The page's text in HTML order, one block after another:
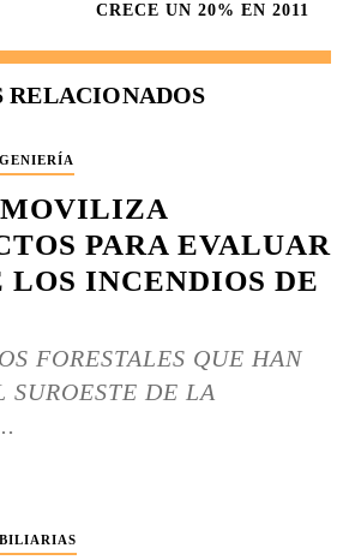
CRECE UN 20% EN 2011
RELACIONADOS
PARA EVALUAR
LOS INCENDIOS DE
FORESTALES QUE HAN
SUROESTE DE LA